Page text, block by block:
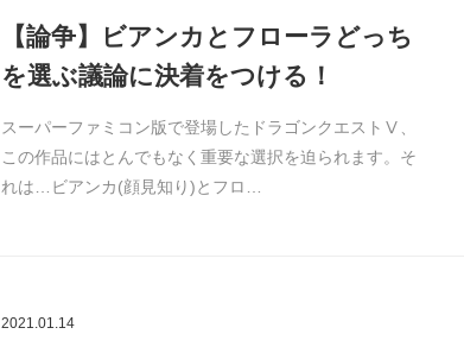
【論争】ビアンカとフローラどっち
を選ぶ議論に決着をつける！
スーパーファミコン版で登場したドラゴンクエストⅤ、
この作品にはとんでもなく重要な選択を迫られます。そ
れは…ビアンカ(顔見知り)とフロ…
2021.01.14